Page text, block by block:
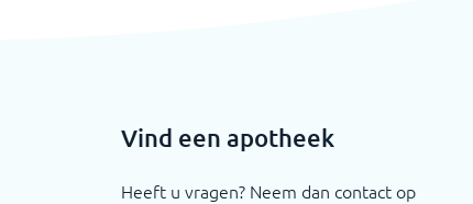
Vind een apotheek
Heeft u vragen? Neem dan contact op